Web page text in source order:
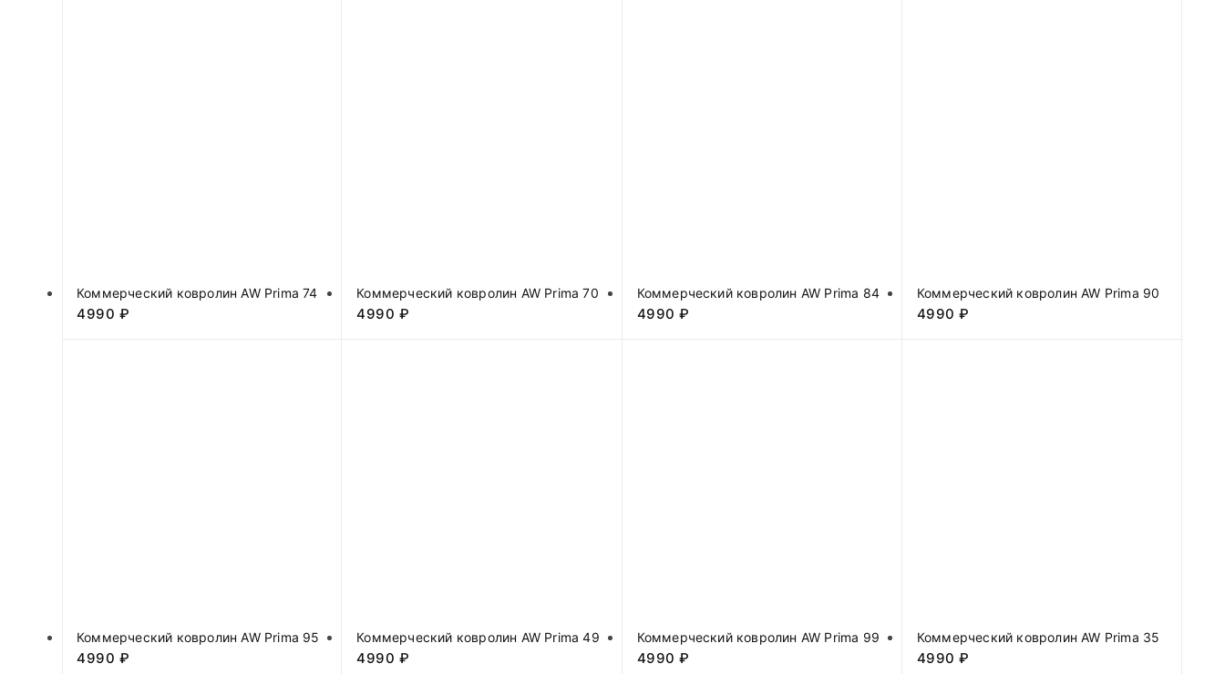
Коммерческий ковролин AW Prima 74
4990 ₽
Коммерческий ковролин AW Prima 70
4990 ₽
Коммерческий ковролин AW Prima 84
4990 ₽
Коммерческий ковролин AW Prima 90
4990₽
Коммерческий ковролин AW Prima 95
4990 ₽
Коммерческий ковролин AW Prima 49
4990 ₽
Коммерческий ковролин AW Prima 99
4990 ₽
Коммерческий ковролин AW Prima 35
4990₽